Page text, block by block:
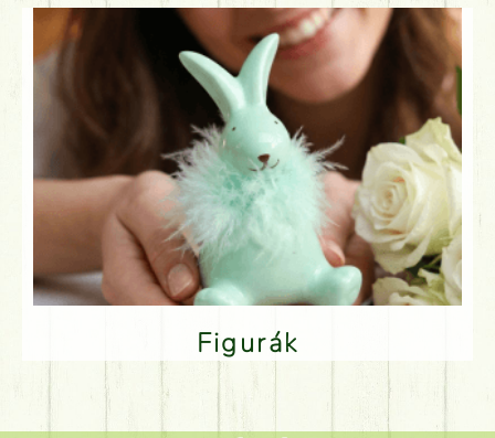
Figurák